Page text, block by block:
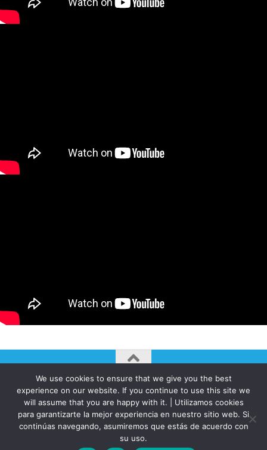
AUTOGIRO/el giro del arte actual © JAVIER MARTINEZ 2026. All
Rights Reserved.
Funciona con - Diseñado con elTema Hueman
We use cookies to ensure that we give you the best
experience on our website. If you continue to use this site we
will assume that you are happy with it. | Utilizamos cookies
para garantizarte la mejor experiencia en nuestro sitio web. Si
continúas navegando, asumiremos que estás de acuerdo con
su uso.